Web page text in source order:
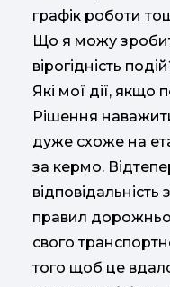
графік роботи
Що я можу
вірогідність
Які мої дії, якщо
Рішення
дуже схоже на
за кермо.
правил
свого
того щоб це